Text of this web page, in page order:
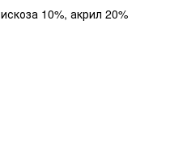
10%, акрил 20%